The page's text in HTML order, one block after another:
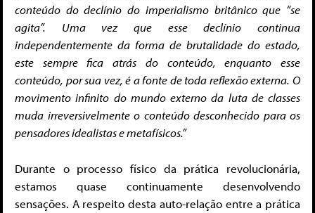
conteúdo do declínio do imperialismo britânico que “se
agita”. Uma vez que esse declínio continua
independentemente da forma de brutalidade do estado,
este sempre fica atrás do conteúdo, enquanto esse
conteúdo, por sua vez, é a fonte de toda reflexão externa. O
movimento infinito do mundo externo da luta de classes
muda irreversivelmente o conteúdo desconhecido para os
pensadores idealistas e metafísicos.”
Durante o processo físico da prática revolucionária,
estamos quase continuamente desenvolvendo
sensações. A respeito desta auto-relação entre a prática